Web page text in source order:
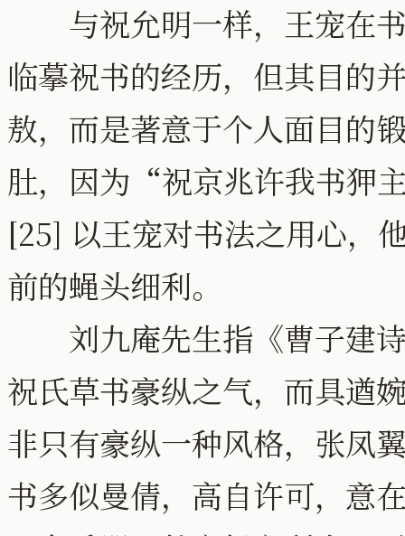
与祝允明一样，王宠在书
临摹祝书的经历，但其目的
敖，而是著意于个人面目的
肚，因为“祝京兆许我书狎
[25] 以王宠对书法之用心，
前的蝇头细利。
刘九庵先生指《曹子建
祝氏草书豪纵之气，而具遒
非只有豪纵一种风格，张凤
书多似曼倩，高自许可，意